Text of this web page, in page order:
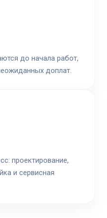
до начала работ,
доплат.
проектирование,
и сервисная